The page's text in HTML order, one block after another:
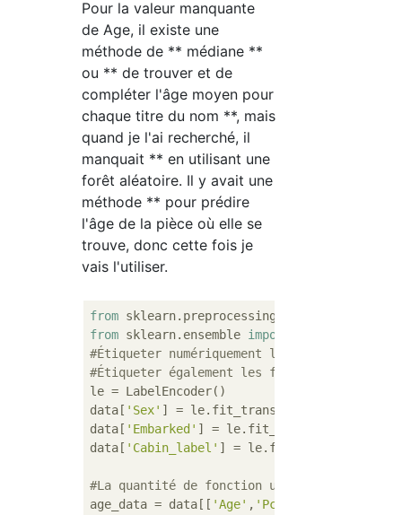
Pour la valeur manquante
de Age, il existe une
méthode de ** médiane **
ou ** de trouver et de
compléter l'âge moyen pour
chaque titre du nom **, mais
quand je l'ai recherché, il
manquait ** en utilisant une
forêt aléatoire. Il y avait une
méthode ** pour prédire
l'âge de la pièce où elle se
trouve, donc cette fois je
vais l'utiliser.
from sklearn.preprocessing
from sklearn.ensemble import
#Étiqueter numériquement les
#Étiqueter également les fonctionnalités
le = LabelEncoder()
data[ 'Sex' ] = le.fit_transform(data[
data[ 'Embarked' ] = le.fit_transform(data[
data[ 'Cabin_label' ] =
#La quantité de fonction utilisée pour
age_data = data[[ 'Age' , 'Pclass'